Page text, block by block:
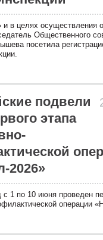
и в целях осуществления
Общественного
посетила
подвели
этапа
2026»
с 1 по 10 июня проведен
операции